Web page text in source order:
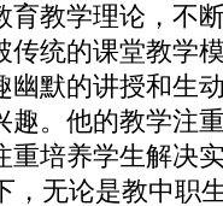
育教学理论，不
传统的课堂教学
幽默的讲授和生
趣。他的教学注
重培养学生解决
，无论是教中职